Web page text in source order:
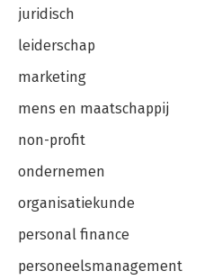
juridisch
leiderschap
marketing
mens en maatschappij
non-profit
ondernemen
organisatiekunde
personal finance
personeelsmanagement